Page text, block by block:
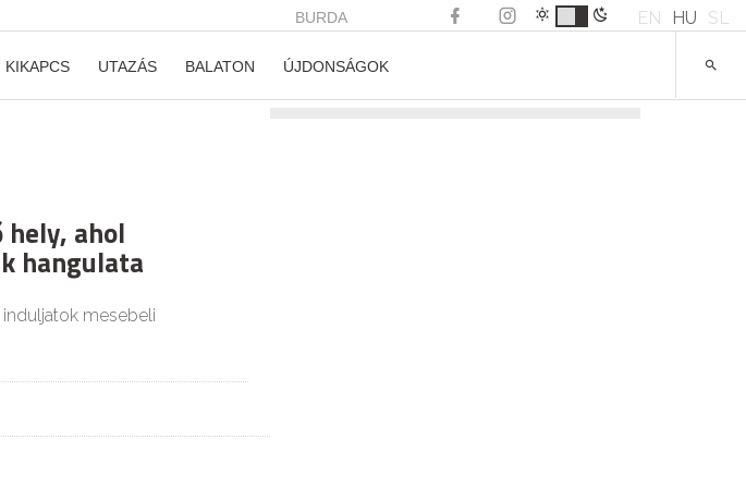
BURDA EN HU SL
KIKAPCS UTAZÁS BALATON ÚJDONSÁGOK
ahol
hangulata
mesebeli